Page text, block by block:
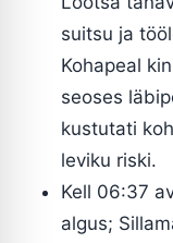
suitsu ja
Kohapeal
seoses
kustutati
leviku riski.
Kell 06:37
algus;